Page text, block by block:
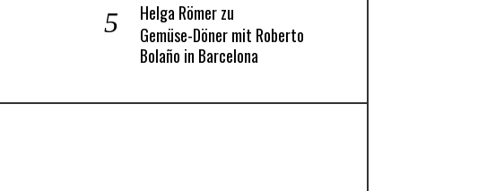
Helga Römerzu
Gemüse-Döner mit Roberto
Bolaño in Barcelona